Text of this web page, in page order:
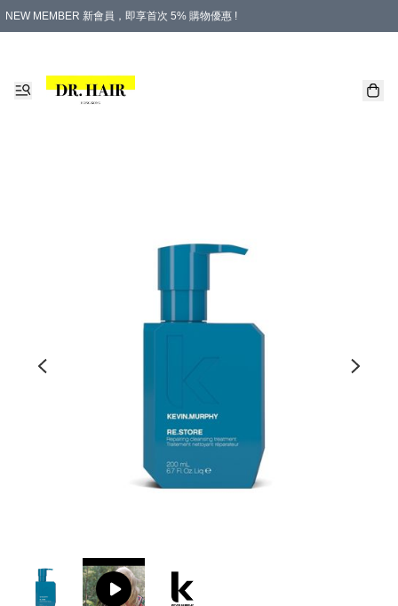
NEW MEMBER 新會員，即享首次 5% 購物優惠 !